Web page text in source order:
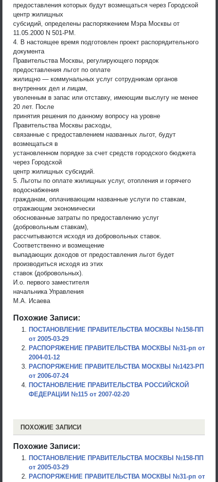
предоставления которых будут возмещаться через Городской
центр жилищных
субсидий, определены распоряжением Мэра Москвы от
11.05.2000 N 501-РМ.
4. В настоящее время подготовлен проект распорядительного
документа
Правительства Москвы, регулирующего порядок
предоставления льгот по оплате
жилищно — коммунальных услуг сотрудникам органов
внутренних дел и лицам,
уволенным в запас или отставку, имеющим выслугу не менее
20 лет. После
принятия решения по данному вопросу на уровне
Правительства Москвы расходы,
связанные с предоставлением названных льгот, будут
возмещаться в
установленном порядке за счет средств городского бюджета
через Городской
центр жилищных субсидий.
5. Льготы по оплате жилищных услуг, отопления и горячего
водоснабжения
гражданам, оплачивающим названные услуги по ставкам,
отражающим экономически
обоснованные затраты по предоставлению услуг
(добровольным ставкам),
рассчитываются исходя из добровольных ставок.
Соответственно и возмещение
выпадающих доходов от предоставления льгот будет
производиться исходя из этих
ставок (добровольных).
И.о. первого заместителя
начальника Управления
М.А. Исаева
Похожие Записи:
ПОСТАНОВЛЕНИЕ ПРАВИТЕЛЬСТВА МОСКВЫ №158-ПП
от 2005-03-29
РАСПОРЯЖЕНИЕ ПРАВИТЕЛЬСТВА МОСКВЫ №31-рп от
2004-01-12
РАСПОРЯЖЕНИЕ ПРАВИТЕЛЬСТВА МОСКВЫ №1423-РП
от 2006-07-24
ПОСТАНОВЛЕНИЕ ПРАВИТЕЛЬСТВА РОССИЙСКОЙ
ФЕДЕРАЦИИ №115 от 2007-02-20
ПОХОЖИЕ ЗАПИСИ
Похожие Записи:
ПОСТАНОВЛЕНИЕ ПРАВИТЕЛЬСТВА МОСКВЫ №158-ПП
от 2005-03-29
РАСПОРЯЖЕНИЕ ПРАВИТЕЛЬСТВА МОСКВЫ №31-рп от